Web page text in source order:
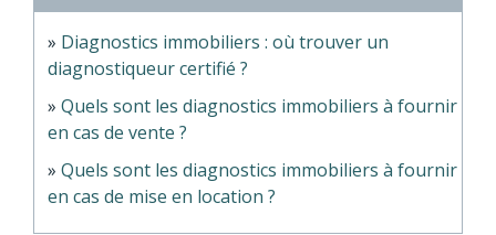
Diagnostics immobiliers : où trouver un
diagnostiqueur certifié ?
Quels sont les diagnostics immobiliers à fournir
en cas de vente ?
Quels sont les diagnostics immobiliers à fournir
en cas de mise en location ?